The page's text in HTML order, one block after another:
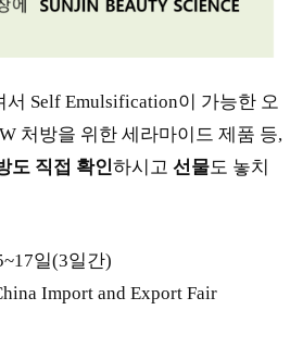
Self Emulsification이 가능한 오
처방을 위한 세라마이드 제품 등,
도 직접 확인하시고 선물도 놓치
일(3일간)
Import and Export Fair